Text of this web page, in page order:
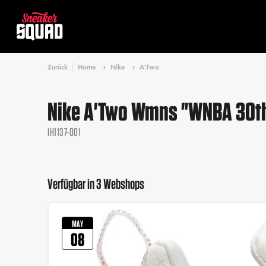
Zurück Home Nike A'Two
Nike A'Two Wmns "WNBA
IH1137-001
Verfügbar in 3 Webshops
MAY
08